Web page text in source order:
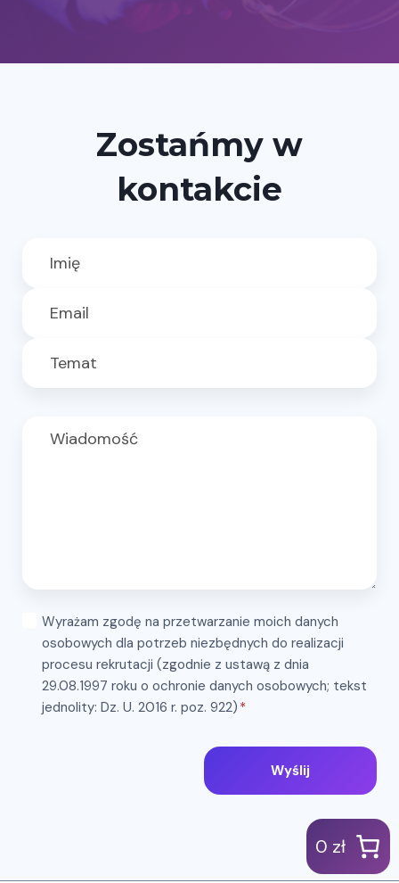
Zostańmy w
kontakcie
Wyrażam zgodę na przetwarzanie moich danych
osobowych dla potrzeb niezbędnych do realizacji
procesu rekrutacji (zgodnie z ustawą z dnia
29.08.1997 roku o ochronie danych osobowych; tekst
jednolity: Dz. U. 2016 r. poz. 922) *
Wyślij
0 zł